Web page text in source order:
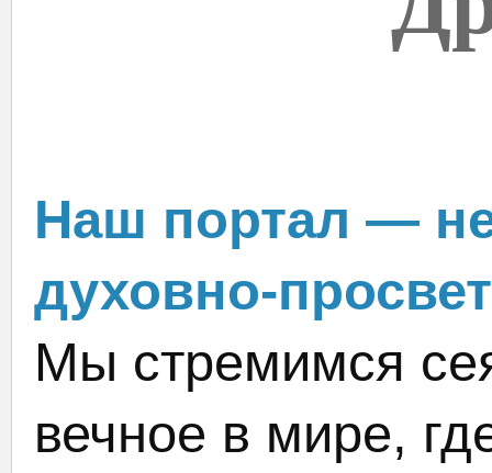
Наш портал —
духовно-
Мы стремимся
вечное в мире,